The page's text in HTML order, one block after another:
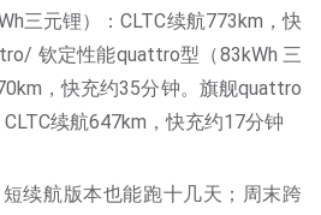
三元锂）：CLTC续航773km，快
钦定性能quattro型（83kWh 三
，快充约35分钟。旗舰quattro
续航647km，快充约17分钟
续航版本也能跑十几天；周末跨